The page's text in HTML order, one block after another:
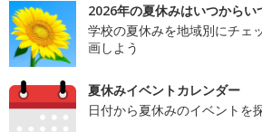
2026年の夏休みはいつからい
学校の夏休みを地域別にチェ
画しよう
夏休みイベントカレンダー
日付から夏休みのイベントを